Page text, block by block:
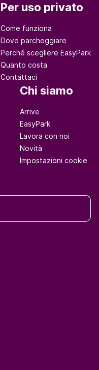
Per uso privato
Come funziona
Dove parcheggiare
Perché scegliere EasyPark
Quanto costa
Contattaci
Chi siamo
Arrive
EasyPark
Lavora con noi
Novità
Impostazioni cookie